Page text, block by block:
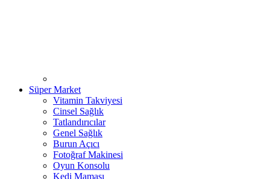
Süper Market
Vitamin Takviyesi
Cinsel Sağlık
Tatlandırıcılar
Genel Sağlık
Burun Açıcı
Fotoğraf Makinesi
Oyun Konsolu
Kedi Maması